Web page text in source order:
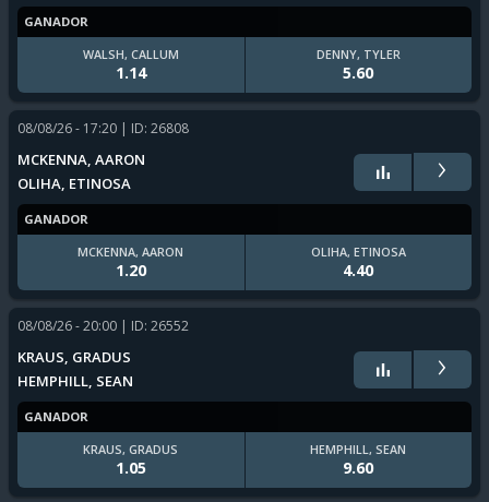
GANADOR
WALSH, CALLUM
1.14
DENNY, TYLER
5.60
08/08/26 - 17:20 | ID: 26808
MCKENNA, AARON
OLIHA, ETINOSA
›
GANADOR
MCKENNA, AARON
1.20
OLIHA, ETINOSA
4.40
08/08/26 - 20:00 | ID: 26552
KRAUS, GRADUS
HEMPHILL, SEAN
›
GANADOR
KRAUS, GRADUS
1.05
HEMPHILL, SEAN
9.60